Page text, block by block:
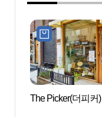
The Picker(더피커)